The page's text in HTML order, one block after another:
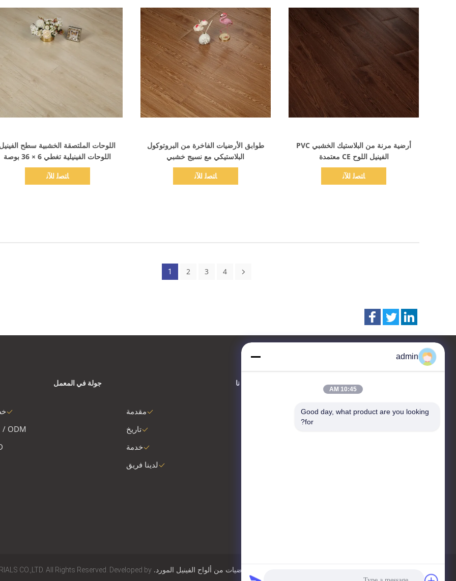
اللوحات الملتصقة الخشبية سطح
اللوحات الفينيلية تغطي 6 × 36 بوصة
ﺎﺘﺼﻟ ﺍﻶﻧ
طوابق الأرضيات الفاخرة من البروتوكول
البلاستيكي مع نسيج خشبي
ﺎﺘﺼﻟ ﺍﻶﻧ
أرضية مرنة من البلاستيك الخشبي PVC
الفينيل اللوح CE معتمدة
ﺎﺘﺼﻟ ﺍﻶﻧ
1 2 3 4
جولة في المعمل
/ ODM
حول نا
مقدمة
تاريخ
خدمة
لدينا فريق
JIANGSU ESTY BUILDING
MATERIALS CO.,LTD
الصين لصق الأرضيات من ألواح الفينيل المورد. CO.,LTD. All Rights Reserved. Developed by
admin
10:45 AM
Good day, what product are you looking
for?